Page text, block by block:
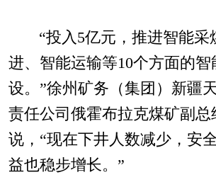
“投入5亿元，推进智能采
进、智能运输等10个方面的智
设。”徐州矿务（集团）新疆
责任公司俄霍布拉克煤矿副总
说，“现在下井人数减少，安
益也稳步增长。”